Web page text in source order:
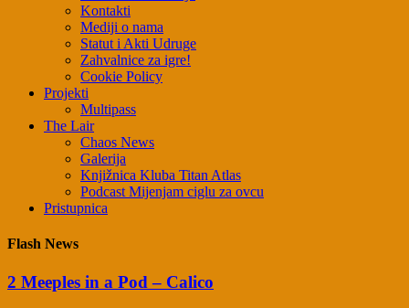
Kontakti
Mediji o nama
Statut i Akti Udruge
Zahvalnice za igre!
Cookie Policy
Projekti
Multipass
The Lair
Chaos News
Galerija
Knjižnica Kluba Titan Atlas
Podcast Mijenjam ciglu za ovcu
Pristupnica
Flash News
2 Meeples in a Pod – Calico